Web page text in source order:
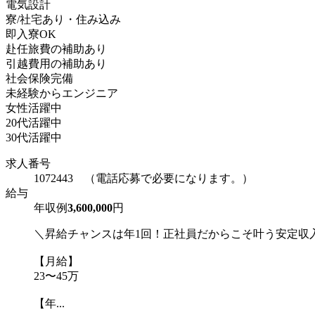
電気設計
寮/社宅あり・住み込み
即入寮OK
赴任旅費の補助あり
引越費用の補助あり
社会保険完備
未経験からエンジニア
女性活躍中
20代活躍中
30代活躍中
求人番号
1072443 （電話応募で必要になります。）
給与
年収例3,600,000円
＼昇給チャンスは年1回！正社員だからこそ叶う安定
【月給】
23〜45万
【年...